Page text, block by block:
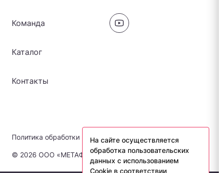
Политика обработки персональных данных
© 2026 ООО «МЕТАФОРА-ЛАБ». Все права защищены.
Команда
Каталог
Контакты
На сайте осуществляется
обработка пользовательских
данных с использованием
Cookie в соответствии